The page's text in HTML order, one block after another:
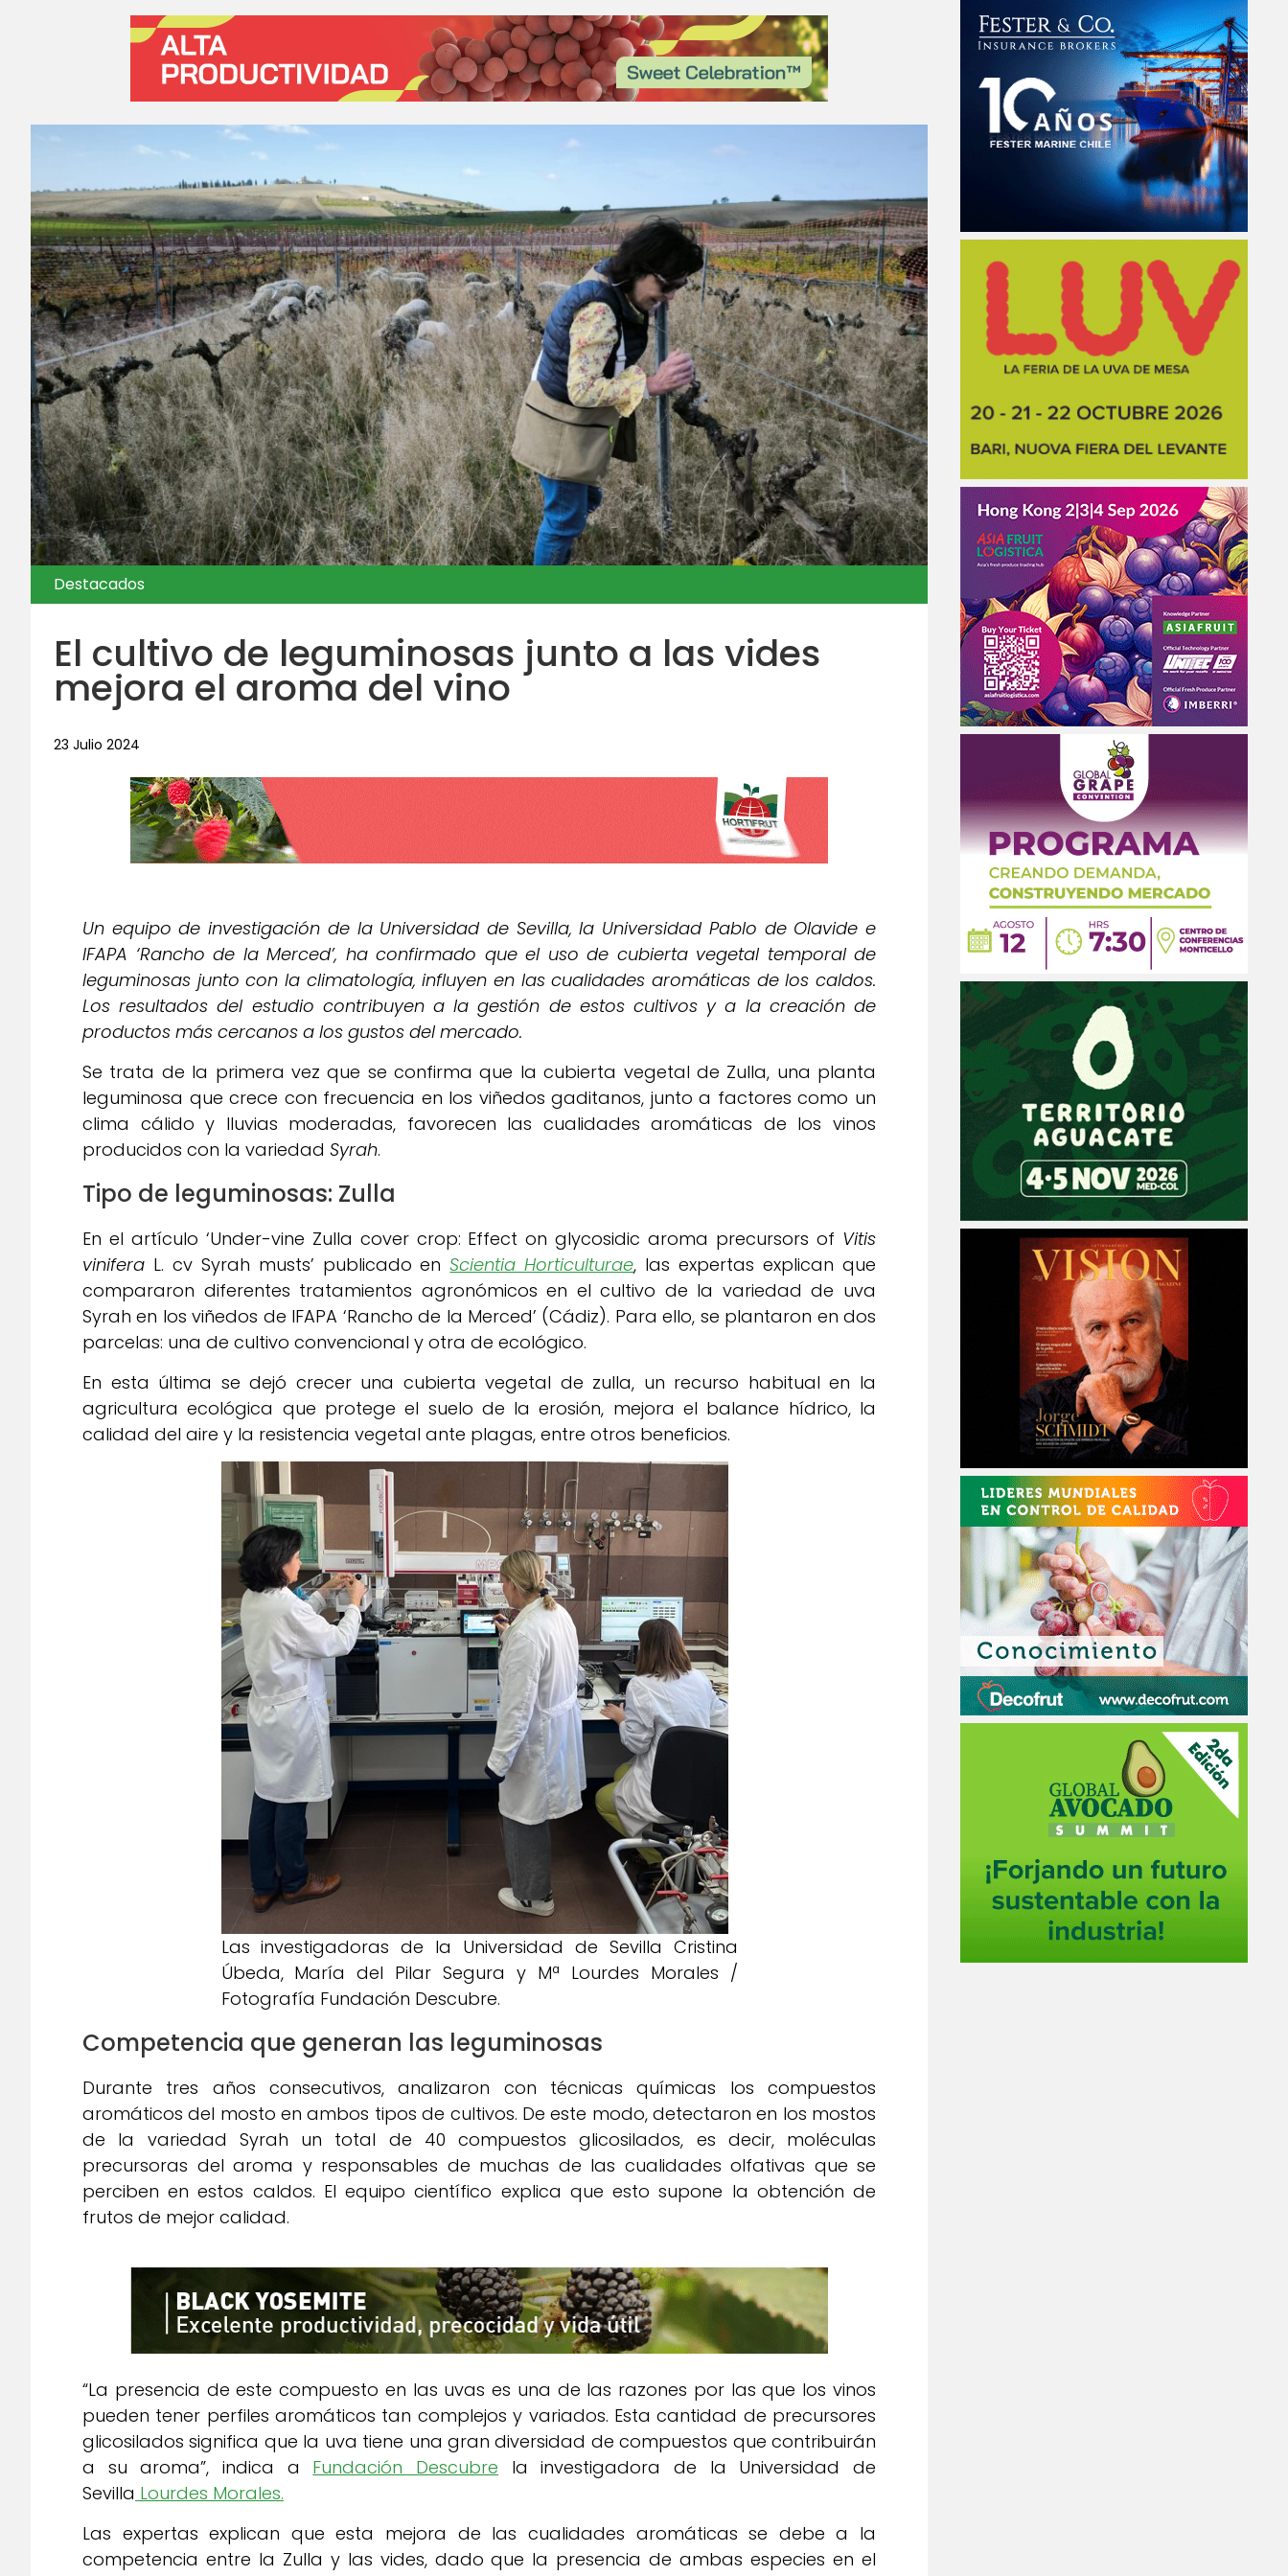
Destacados
El cultivo de leguminosas junto a las vides
mejora el aroma del vino
23 Julio 2024
Un equipo de investigación de la Universidad de Sevilla, la Universidad Pablo de Olavide e
IFAPA ‘Rancho de la Merced’, ha confirmado que el uso de cubierta vegetal temporal de
leguminosas junto con la climatología, influyen en las cualidades aromáticas de los caldos.
Los resultados del estudio contribuyen a la gestión de estos cultivos y a la creación de
productos más cercanos a los gustos del mercado.
Se trata de la primera vez que se confirma que la cubierta vegetal de Zulla, una planta
leguminosa que crece con frecuencia en los viñedos gaditanos, junto a factores como un
clima cálido y lluvias moderadas, favorecen las cualidades aromáticas de los vinos
producidos con la variedad Syrah.
Tipo de leguminosas: Zulla
En el artículo ‘Under-vine Zulla cover crop: Effect on glycosidic aroma precursors of Vitis
vinifera L. cv Syrah musts’ publicado enScientia Horticulturae, las expertas explican que
compararon diferentes tratamientos agronómicos en el cultivo de la variedad de uva
Syrah en los viñedos de IFAPA ‘Rancho de la Merced’ (Cádiz). Para ello, se plantaron en dos
parcelas: una de cultivo convencional y otra de ecológico.
En esta última se dejó crecer una cubierta vegetal de zulla, un recurso habitual en la
agricultura ecológica que protege el suelo de la erosión, mejora el balance hídrico, la
calidad del aire y la resistencia vegetal ante plagas, entre otros beneficios.
Las investigadoras de la Universidad de Sevilla Cristina
Úbeda, María del Pilar Segura y Mª Lourdes Morales /
Fotografía Fundación Descubre.
Competencia que generan las leguminosas
Durante tres años consecutivos, analizaron con técnicas químicas los compuestos
aromáticos del mosto en ambos tipos de cultivos. De este modo, detectaron en los mostos
de la variedad Syrah un total de 40 compuestos glicosilados, es decir, moléculas
precursoras del aroma y responsables de muchas de las cualidades olfativas que se
perciben en estos caldos. El equipo científico explica que esto supone la obtención de
frutos de mejor calidad.
“La presencia de este compuesto en las uvas es una de las razones por las que los vinos
pueden tener perfiles aromáticos tan complejos y variados. Esta cantidad de precursores
glicosilados significa que la uva tiene una gran diversidad de compuestos que contribuirán
a su aroma”, indica a Fundación Descubre la investigadora de la Universidad de
Sevilla Lourdes Morales.
Las expertas explican que esta mejora de las cualidades aromáticas se debe a la
competencia entre la Zulla y las vides, dado que la presencia de ambas especies en el